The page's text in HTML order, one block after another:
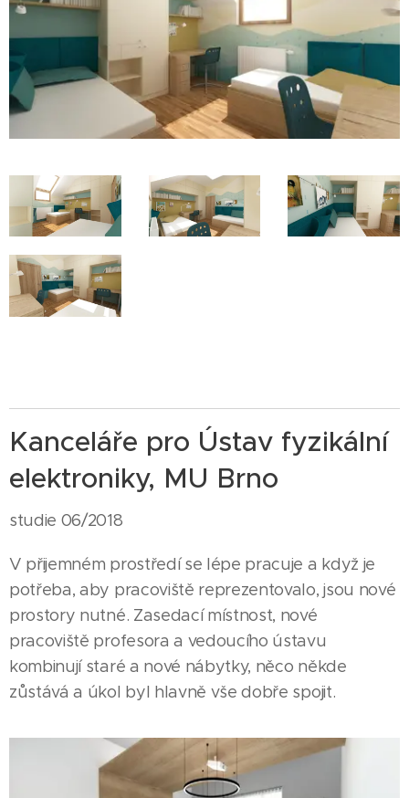
Kanceláře pro Ústav fyzikální
elektroniky, MU Brno
studie 06/2018
V přijemném prostředí se lépe pracuje a když je
potřeba, aby pracoviště reprezentovalo, jsou nové
prostory nutné. Zasedací místnost, nové
pracoviště profesora a vedoucího ústavu
kombinují staré a nové nábytky, něco někde
zůstává a úkol byl hlavně vše dobře spojit.